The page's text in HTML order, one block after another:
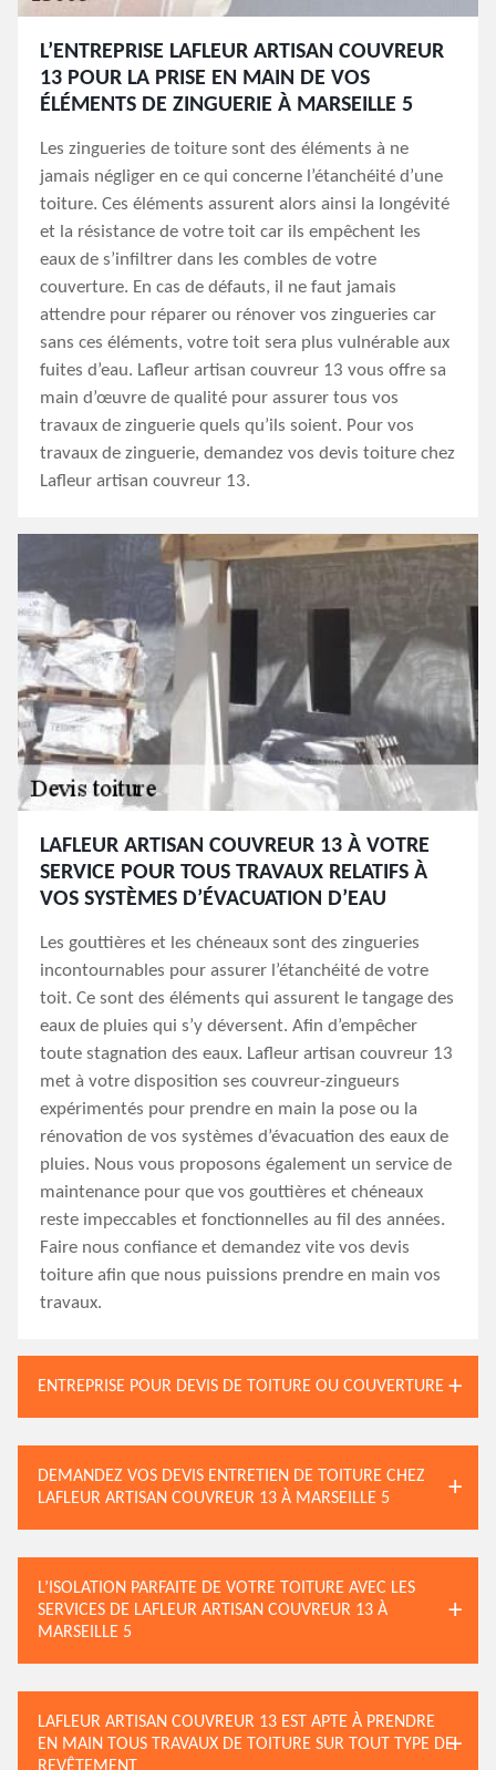
L’ENTREPRISE LAFLEUR ARTISAN COUVREUR
13 POUR LA PRISE EN MAIN DE VOS
ÉLÉMENTS DE ZINGUERIE À MARSEILLE 5
Les zingueries de toiture sont des éléments à ne
jamais négliger en ce qui concerne l’étanchéité d’une
toiture. Ces éléments assurent alors ainsi la longévité
et la résistance de votre toit car ils empêchent les
eaux de s’infiltrer dans les combles de votre
couverture. En cas de défauts, il ne faut jamais
attendre pour réparer ou rénover vos zingueries car
sans ces éléments, votre toit sera plus vulnérable aux
fuites d’eau. Lafleur artisan couvreur 13 vous offre sa
main d’œuvre de qualité pour assurer tous vos
travaux de zinguerie quels qu’ils soient. Pour vos
travaux de zinguerie, demandez vos devis toiture chez
Lafleur artisan couvreur 13.
LAFLEUR ARTISAN COUVREUR 13 À VOTRE
SERVICE POUR TOUS TRAVAUX RELATIFS À
VOS SYSTÈMES D’ÉVACUATION D’EAU
Les gouttières et les chéneaux sont des zingueries
incontournables pour assurer l’étanchéité de votre
toit. Ce sont des éléments qui assurent le tangage des
eaux de pluies qui s’y déversent. Afin d’empêcher
toute stagnation des eaux. Lafleur artisan couvreur 13
met à votre disposition ses couvreur-zingueurs
expérimentés pour prendre en main la pose ou la
rénovation de vos systèmes d’évacuation des eaux de
pluies. Nous vous proposons également un service de
maintenance pour que vos gouttières et chéneaux
reste impeccables et fonctionnelles au fil des années.
Faire nous confiance et demandez vite vos devis
toiture afin que nous puissions prendre en main vos
travaux.
ENTREPRISE POUR DEVIS DE TOITURE OU COUVERTURE
DEMANDEZ VOS DEVIS ENTRETIEN DE TOITURE CHEZ
LAFLEUR ARTISAN COUVREUR 13 À MARSEILLE 5
L’ISOLATION PARFAITE DE VOTRE TOITURE AVEC LES
SERVICES DE LAFLEUR ARTISAN COUVREUR 13 À
MARSEILLE 5
LAFLEUR ARTISAN COUVREUR 13 EST APTE À PRENDRE
EN MAIN TOUS TRAVAUX DE TOITURE SUR TOUT TYPE DE